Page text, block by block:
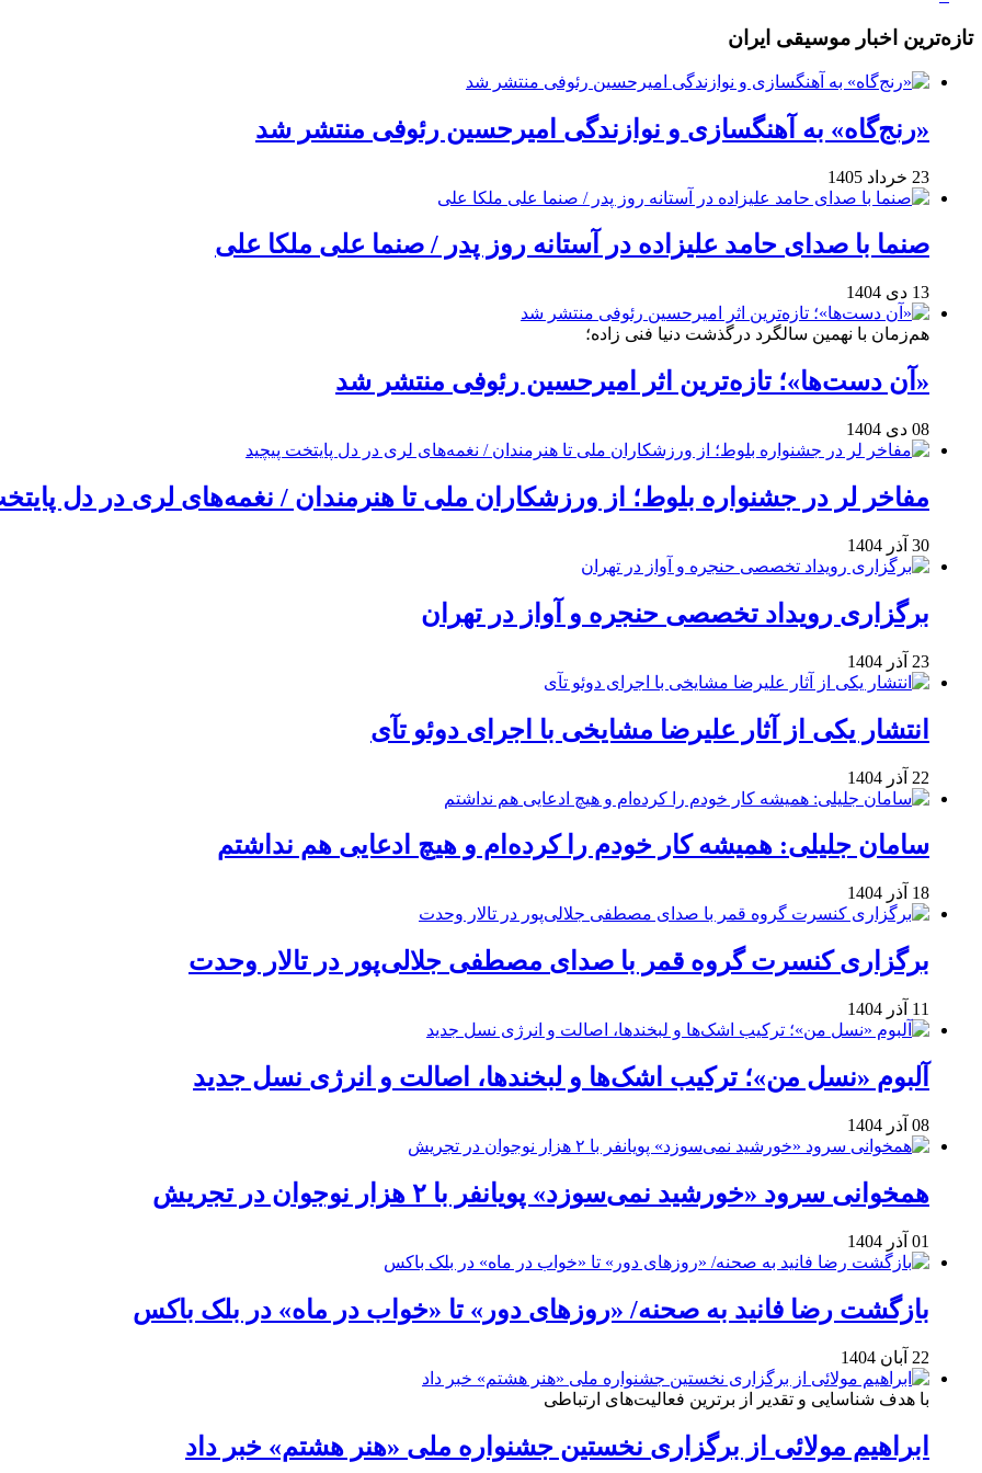
تازه‌ترین اخبار موسیقی ایران
«رنج‌گاه» به آهنگسازی و نوازندگی امیرحسین رئوفی منتشر شد
23 خرداد 1405
صنما با صدای حامد علیزاده در آستانه روز پدر / صنما علی ملکا علی
13 دی 1404
هم‌زمان با نهمین سالگرد درگذشت دنیا فنی زاده؛
«آن دست‌ها»؛ تازه‌ترین اثر امیرحسین رئوفی منتشر شد
08 دی 1404
مفاخر لر در جشنواره بلوط؛ از ورزشکاران ملی تا هنرمندان / نغمه‌های لری در دل
30 آذر 1404
برگزاری رویداد تخصصی حنجره و آواز در تهران
23 آذر 1404
انتشار یکی از آثار علیرضا مشایخی با اجرای دوئو تآی
22 آذر 1404
سامان جلیلی: همیشه کار خودم را کرده‌ام و هیچ ادعایی هم نداشتم
18 آذر 1404
برگزاری کنسرت گروه قمر با صدای مصطفی جلالی‌پور در تالار وحدت
11 آذر 1404
آلبوم «نسل من»؛ ترکیب اشک‌ها و لبخندها، اصالت و انرژی نسل جدید
08 آذر 1404
همخوانی سرود «خورشید نمی‌سوزد» پویانفر با ۲ هزار نوجوان در تجریش
01 آذر 1404
بازگشت رضا فانید به صحنه/ «روزهای دور» تا «خواب در ماه» در بلک باکس
22 آبان 1404
با هدف شناسایی و تقدیر از برترین فعالیت‌های ارتباطی
ابراهیم مولائی از برگزاری نخستین جشنواره ملی «هنر هشتم» خبر داد